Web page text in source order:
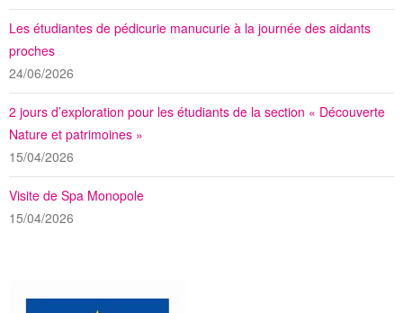
Les étudiantes de pédicurie manucurie à la journée des aidants
proches
24/06/2026
2 jours d’exploration pour les étudiants de la section « Découverte
Nature et patrimoines »
15/04/2026
Visite de Spa Monopole
15/04/2026